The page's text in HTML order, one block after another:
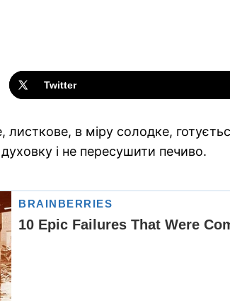
Twitter
в міру солодке,
і не пересушити печиво.